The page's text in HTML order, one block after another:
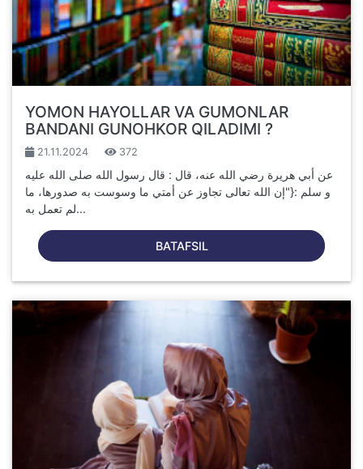
YOMON HAYOLLAR VA GUMONLAR
BANDANI GUNOHKOR QILADIMI ?
21.11.2024 372
عن أبي هريرة رضي الله عنه، قال : قال رسول الله صلى الله عليه
و سلم :{"إن الله تعالى تجاوز عن أمتي ما وسوست به صدورها، ما
لم تعمل به...
BATAFSIL